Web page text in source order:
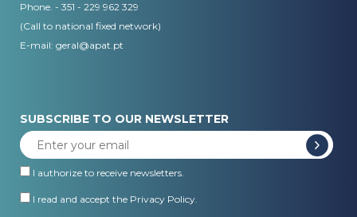
Phone. - 351 - 229 962 329
(Call to national fixed network)
E-mail: geral@apat.pt
SUBSCRIBE TO OUR NEWSLETTER
I authorize to receive newsletters.
I read and accept the Privacy Policy.